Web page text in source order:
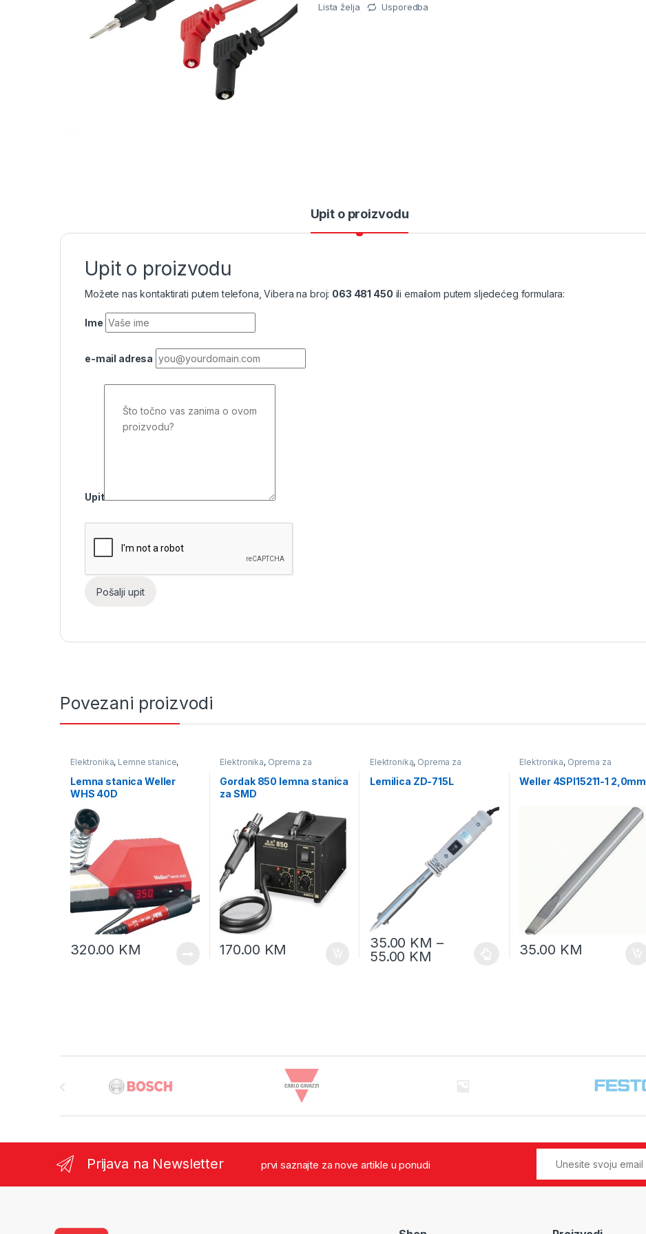
Lista želja Usporedba
Upit o proizvodu
Upit o proizvodu
Možete nas kontaktirati putem telefona, Vibera na broj: 063 481 450 ili emailom putem sljedećeg formulara:
Ime
e-mail adresa
Upit
Povezani proizvodi
Elektronika, Lemne stanice,
Lemna stanica Weller
WHS 40D
320.00 KM
Elektronika, Oprema za
Puhaljke - lemne
stanice za SMD
Gordak 850 lemna stanica
za SMD
170.00 KM
Elektronika, Oprema za
Štapne lemilice
Lemilica ZD-715L
35.00 KM –
55.00 KM
Elektronika, Oprema za
Vrhovi za lemne
stanice
Weller 4SPI15211-1 2,0mm
35.00 KM
Prijava na Newsletter prvi saznajte za nove artikle u ponudi